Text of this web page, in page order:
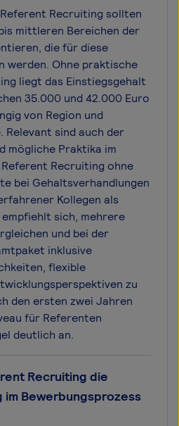
Recruiting sollten
mittleren Bereichen der
die für diese
werden. Ohne praktische
liegt das Einstiegsgehalt
35.000 und 42.000 Euro
von Region und
Relevant sind auch der
mögliche Praktika im
Recruiting ohne
bei Gehaltsverhandlungen
Kollegen als
empfiehlt sich, mehrere
und bei der
inklusive
flexible
zu
den ersten zwei Jahren
für Referenten
deutlich an.
Recruiting die
Bewerbungsprozess